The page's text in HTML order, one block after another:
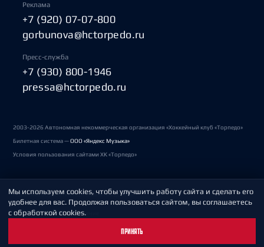
Реклама
+7 (920) 07-07-800
gorbunova@hctorpedo.ru
Пресс-служба
+7 (930) 800-1946
pressa@hctorpedo.ru
2003-2026 Автономная некоммерческая организация «Хоккейный клуб «Торпедо»
Билетная система —ООО «Яндекс Музыка»
Условия пользования сайтами ХК «Торпедо»
Политика обработки персональных данных
Пользовательское соглашение
Мы используем cookies, чтобы улучшить работу сайта и сделать его
удобнее для вас. Продолжая пользоваться сайтом, вы соглашаетесь
с обработкой cookies.
ПРИНЯТЬ